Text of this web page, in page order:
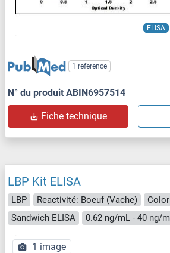
ELISA
1 reference
N° du produit ABIN6957514
Fiche technique
LBP Kit ELISA
LBP Reactivité: Boeuf (Vache)
Sandwich ELISA
0.62 ng/mL - 40 ng/
1 image